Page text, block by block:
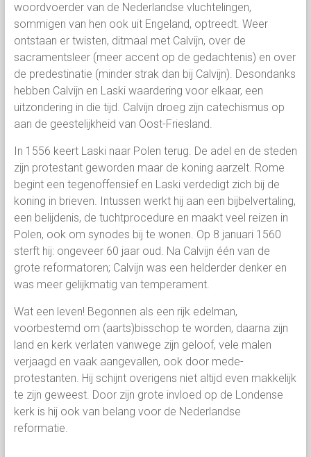
woordvoerder van de Nederlandse vluchtelingen,
sommigen van hen ook uit Engeland, optreedt. Weer
ontstaan er twisten, ditmaal met Calvijn, over de
sacramentsleer (meer accent op de gedachtenis) en over
de predestinatie (minder strak dan bij Calvijn). Desondanks
hebben Calvijn en Laski waardering voor elkaar, een
uitzondering in die tijd. Calvijn droeg zijn catechismus op
aan de geestelijkheid van Oost-Friesland.
In 1556 keert Laski naar Polen terug. De adel en de steden
zijn protestant geworden maar de koning aarzelt. Rome
begint een tegenoffensief en Laski verdedigt zich bij de
koning in brieven. Intussen werkt hij aan een bijbelvertaling,
een belijdenis, de tuchtprocedure en maakt veel reizen in
Polen, ook om synodes bij te wonen. Op 8 januari 1560
sterft hij: ongeveer 60 jaar oud. Na Calvijn één van de
grote reformatoren; Calvijn was een helderder denker en
was meer gelijkmatig van temperament.
Wat een leven! Begonnen als een rijk edelman,
voorbestemd om (aarts)bisschop te worden, daarna zijn
land en kerk verlaten vanwege zijn geloof, vele malen
verjaagd en vaak aangevallen, ook door mede-
protestanten. Hij schijnt overigens niet altijd even makkelijk
te zijn geweest. Door zijn grote invloed op de Londense
kerk is hij ook van belang voor de Nederlandse
reformatie.